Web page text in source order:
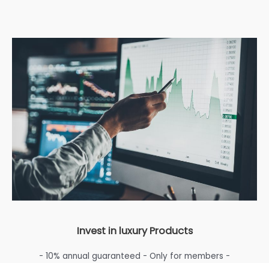
Invest in luxury Products
- 10% annual guaranteed - Only for members -